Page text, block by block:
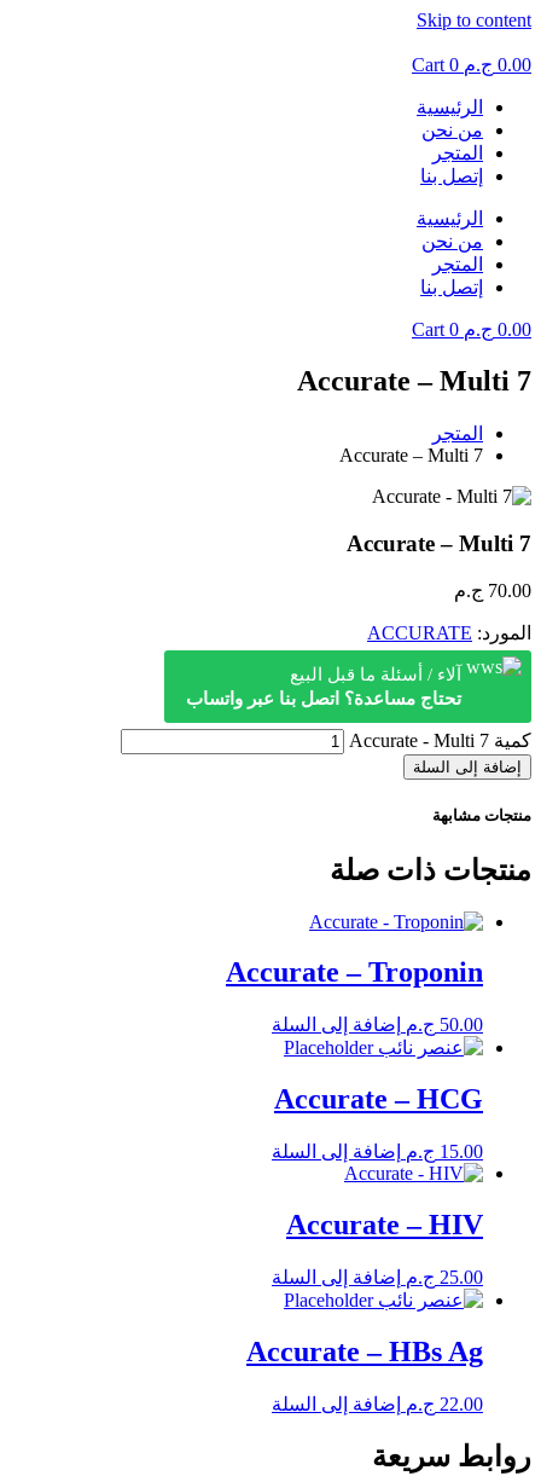
Skip to content
0.00 ج.م 0
Cart
الرئيسية
من نحن
المتجر
إتصل بنا
الرئيسية
من نحن
المتجر
إتصل بنا
0.00 ج.م 0
Cart
Accurate – Multi 7
المتجر
Accurate – Multi 7
Accurate – Multi 7
70.00 ج.م
المورد: ACCURATE
آلاء / أسئلة ما قبل البيع
تحتاج مساعدة؟ اتصل بنا عبر واتساب
كمية Accurate - Multi 7
إضافة إلى السلة
منتجات مشابهة
منتجات ذات صلة
Accurate – Troponin
50.00 ج.م إضافة إلى السلة
Accurate – HCG
15.00 ج.م إضافة إلى السلة
Accurate – HIV
25.00 ج.م إضافة إلى السلة
Accurate – HBs Ag
22.00 ج.م إضافة إلى السلة
روابط سريعة